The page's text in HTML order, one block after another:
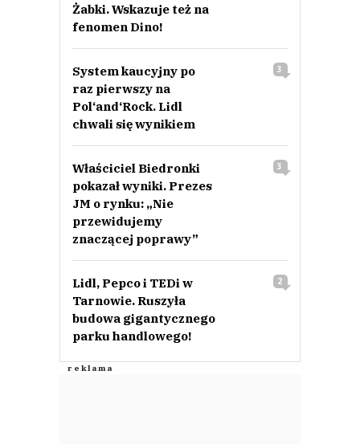
Żabki. Wskazuje też na
fenomen Dino!
System kaucyjny po
raz pierwszy na
Pol‘and‘Rock. Lidl
chwali się wynikiem
3
Właściciel Biedronki
pokazał wyniki. Prezes
JM o rynku: „Nie
przewidujemy
znaczącej poprawy”
3
Lidl, Pepco i TEDi w
Tarnowie. Ruszyła
budowa gigantycznego
parku handlowego!
2